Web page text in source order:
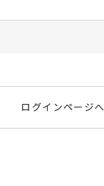
ログインページへ